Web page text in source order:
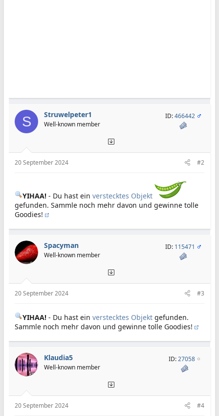
S Struwelpeter1
Well-known member
ID:466442
20 September 2024 #2
YIHAA! - Du hast ein verstecktes Objekt
gefunden. Sammle noch mehr davon und gewinne tolle
Goodies!
Spacyman
Well-known member
ID: 115471
20 September 2024 #3
YIHAA! - Du hast ein verstecktes Objekt gefunden.
Sammle noch mehr davon und gewinne tolle Goodies!
Klaudia5
Well-known member
ID:27058
20 September 2024 #4